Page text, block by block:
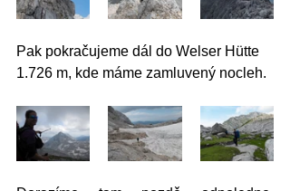
Pak pokračujeme dál do Welser Hütte
1.726 m, kde máme zamluvený nocleh.